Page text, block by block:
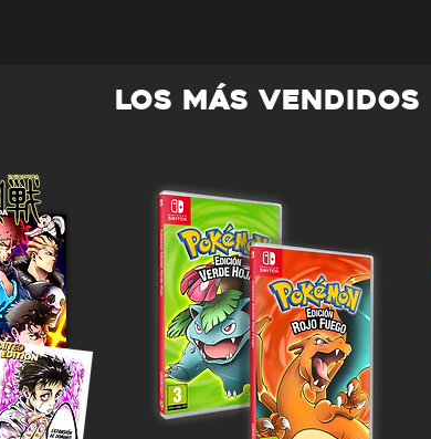
LOS MÁS VENDIDOS